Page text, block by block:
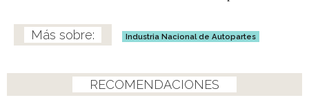
Industria Nacional de Autopartes
RECOMENDACIONES